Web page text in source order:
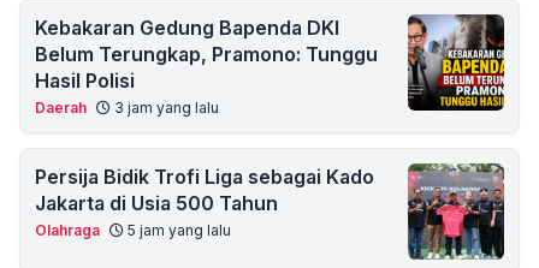
Kebakaran Gedung Bapenda DKI
Belum Terungkap, Pramono: Tunggu
Hasil Polisi
Daerah 3 jam yang lalu
Persija Bidik Trofi Liga sebagai Kado
Jakarta di Usia 500 Tahun
Olahraga 5 jam yang lalu